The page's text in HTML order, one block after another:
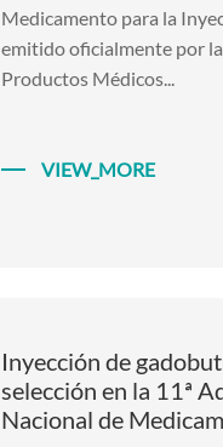
Medicamento para la
emitido oficialmente por
Productos Médicos...
VIEW_MORE
Inyección de
selección en la 11ª
Nacional de